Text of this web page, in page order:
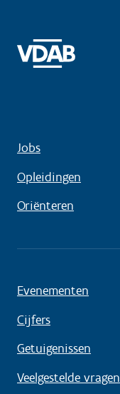
Jobs
Opleidingen
Oriënteren
Evenementen
Cijfers
Getuigenissen
Veelgestelde vragen